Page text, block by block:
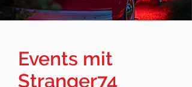
Events mit
Stranger74